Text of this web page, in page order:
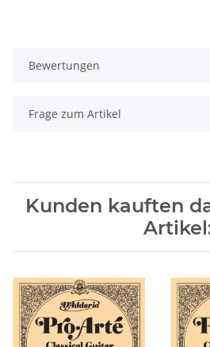
Bewertungen
Frage zum Artikel
Kunden kauften